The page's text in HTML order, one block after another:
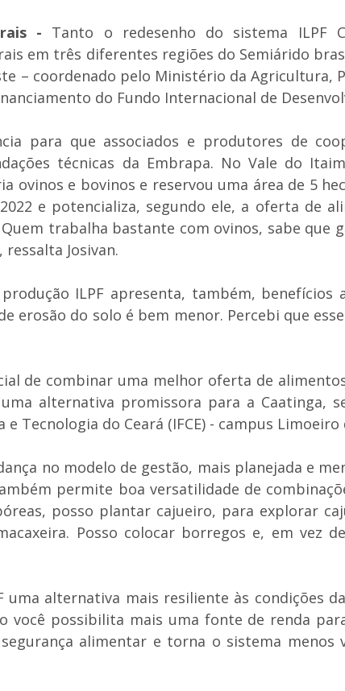
- Tanto o redesenho do sistema ILPF
em três diferentes regiões do Semiárido
– coordenado pelo Ministério da Agricultura,
do Fundo Internacional de
para que associados e produtores de
técnicas da Embrapa. No Vale do
ovinos e bovinos e reservou uma área de 5
e potencializa, segundo ele, a oferta de
trabalha bastante com ovinos, sabe
Josivan.
ILPF apresenta, também,
erosão do solo é bem menor. Percebi que
de combinar uma melhor oferta de
alternativa promissora para a Caatinga,
Tecnologia do Ceará (IFCE) - campus
no modelo de gestão, mais planejada e
permite boa versatilidade de
posso plantar cajueiro, para explorar
Posso colocar borregos e, em
uma alternativa mais resiliente às condições
você possibilita mais uma fonte de renda
alimentar e torna o sistema